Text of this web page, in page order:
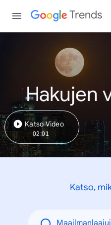
Trends
Hakujen
Katso Video
02:01
Katso,